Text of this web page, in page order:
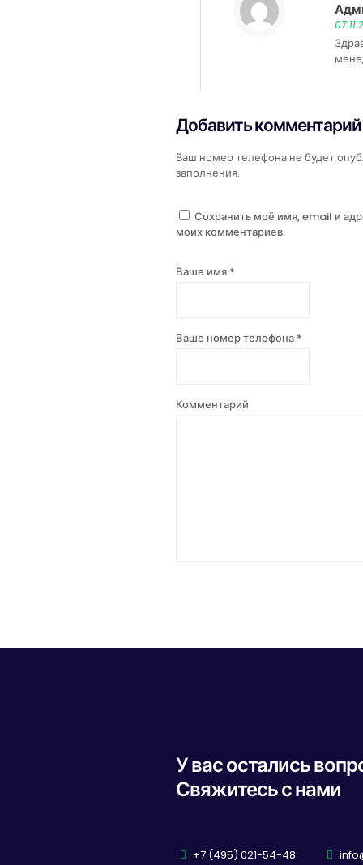
Добавить комментарий
Ваш номер телефона не будет
заполнения.
Комментарий
Ваше имя *
Сохранить моё имя, email и
моих комментариев.
Ваше номер телефона *
У вас остались
Свяжитесь с нами
+7 (495) 021-54-48